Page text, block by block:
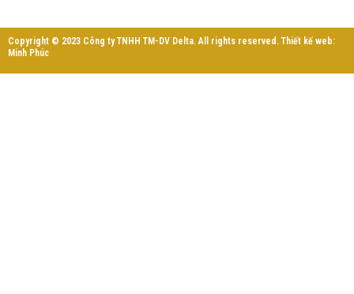
Copyright © 2023 Công ty TNHH TM-DV Delta. All rights reserved. Thiết kế web:
Minh Phúc